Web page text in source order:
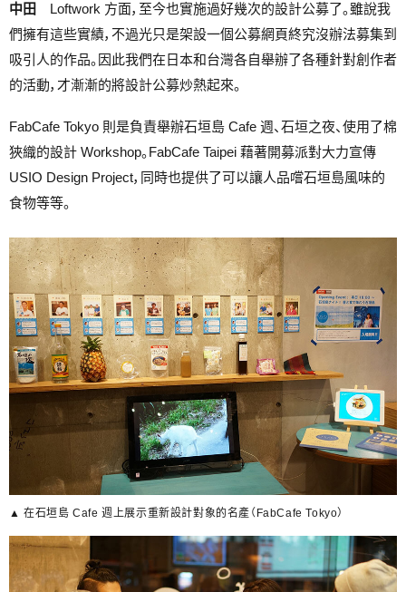
中田 Loftwork 方面，至今也實施過好幾次的設計公募了。雖說我
們擁有這些實績，不過光只是架設一個公募網頁終究沒辦法募集到
吸引人的作品。因此我們在日本和台灣各自舉辦了各種針對創作者
的活動，才漸漸的將設計公募炒熱起來。
FabCafe Tokyo 則是負責舉辦石垣島 Cafe 週、石垣之夜、使用了棉
狹織的設計 Workshop。FabCafe Taipei 藉著開募派對大力宣傳
USIO Design Project，同時也提供了可以讓人品嚐石垣島風味的
食物等等。
▲ 在石垣島 Cafe 週上展示重新設計對象的名產（FabCafe Tokyo）